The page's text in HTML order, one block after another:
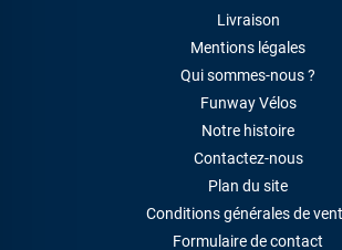
Livraison
Mentions légales
Qui sommes-nous ?
Funway Vélos
Notre histoire
Contactez-nous
Plan du site
Conditions générales de
Formulaire de contact